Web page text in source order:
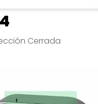
Cerrada